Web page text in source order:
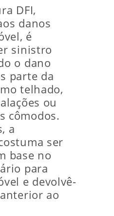
DFI,
danos
é
sinistro
o dano
parte da
telhado,
ou
cômodos.
a
ser
base no
para
e devolvê-
ao